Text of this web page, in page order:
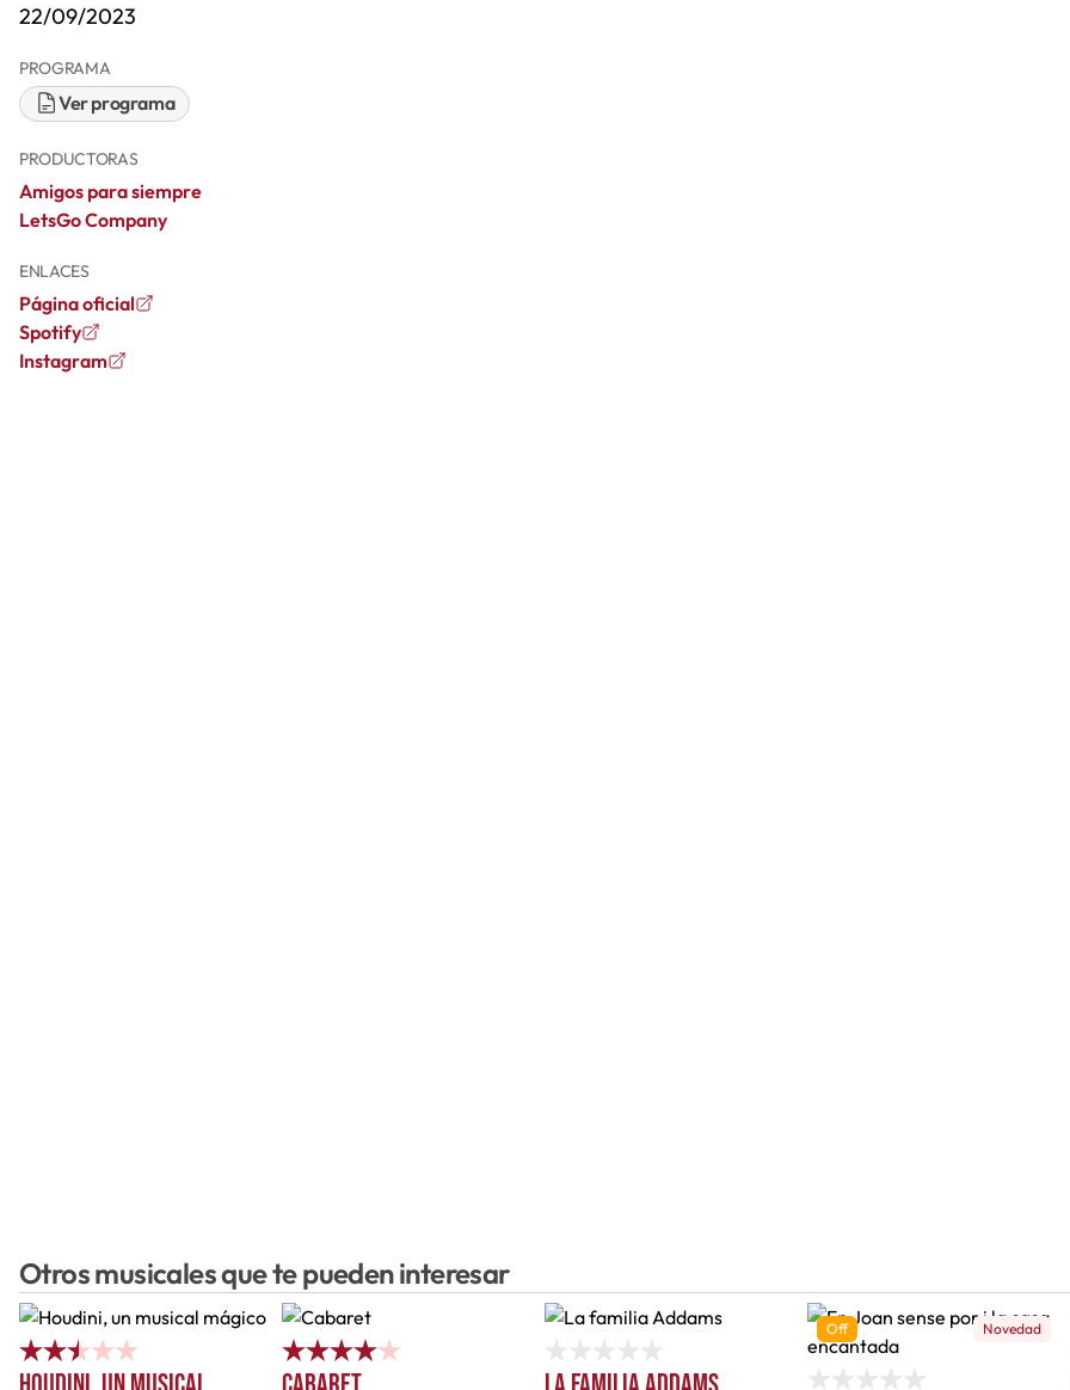
22/09/2023
PROGRAMA
Ver programa
PRODUCTORAS
Amigos para siempre
LetsGo Company
ENLACES
Página oficial
Spotify
Instagram
Otros musicales que te pueden interesar
Novedad
Off